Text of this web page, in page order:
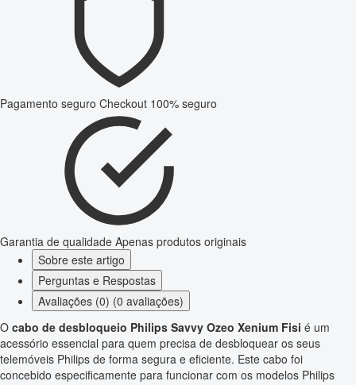
Pagamento seguro Checkout 100% seguro
Garantia de qualidade Apenas produtos originais
Sobre este artigo
Perguntas e Respostas
Avaliações (0) (0 avaliações)
O cabo de desbloqueio Philips Savvy Ozeo Xenium Fisi é um
acessório essencial para quem precisa de desbloquear os seus
telemóveis Philips de forma segura e eficiente. Este cabo foi
concebido especificamente para funcionar com os modelos Philips